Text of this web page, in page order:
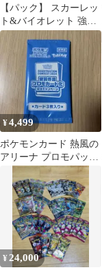
【パック】 スカーレッ
ト&バイオレット 強化
拡張パック 熱風のアリ
¥4,499
ポケモンカード 熱風の
アリーナ プロモパック
未開封
¥ 24,000